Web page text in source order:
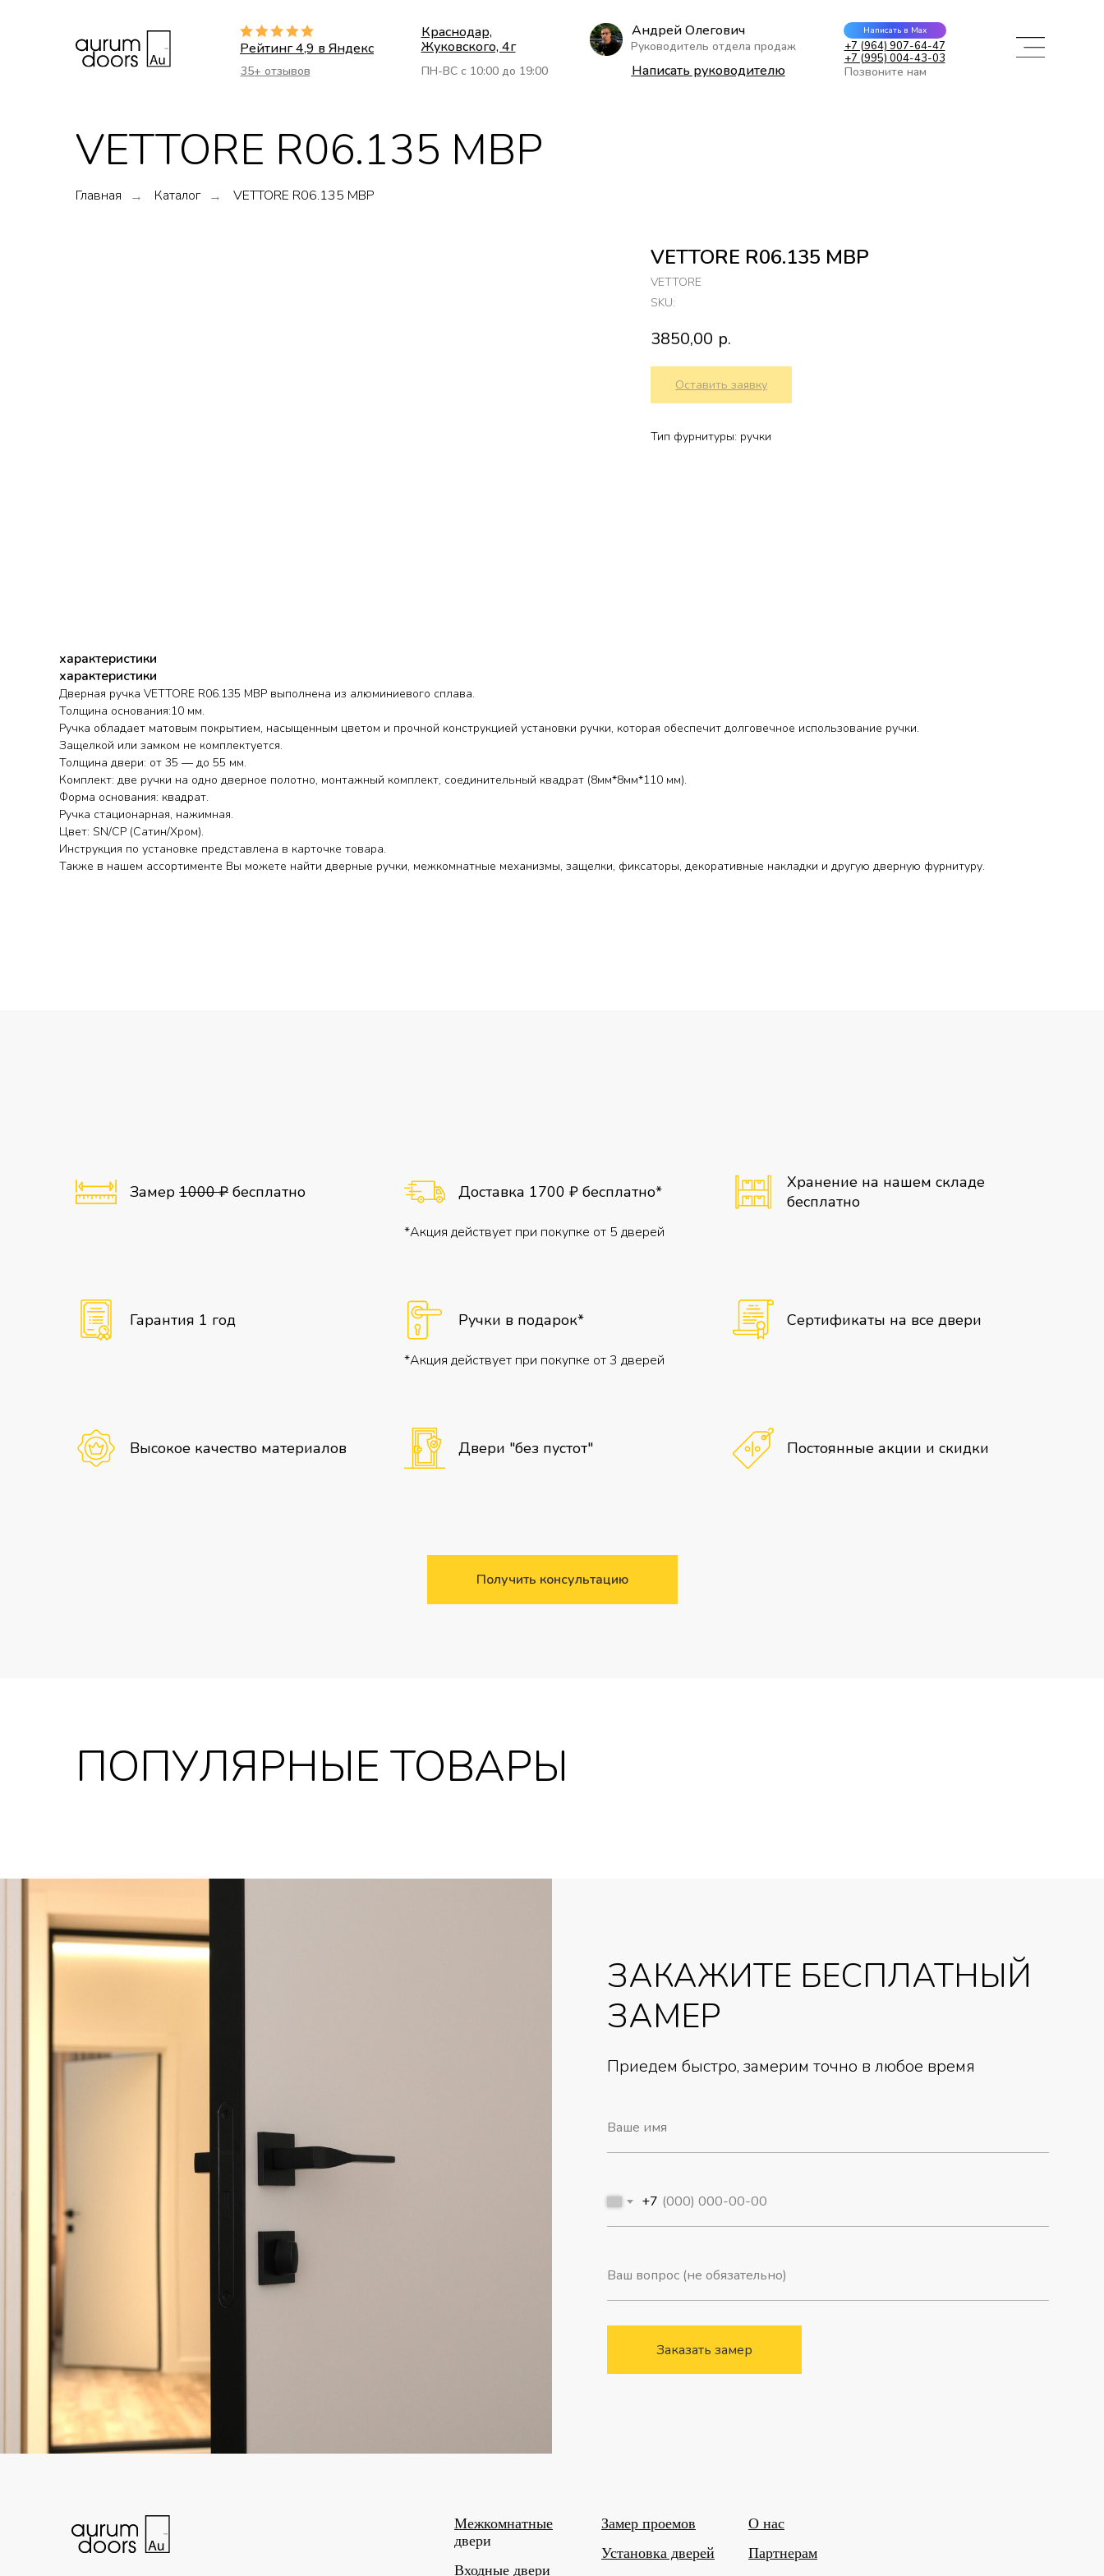
Рейтинг 4,9 в Яндекс
35+ отзывов
Краснодар,
Жуковского, 4г
ПН-ВС с 10:00 до 19:00 Позвоните нам
+7 (964) 907-64-47
+7 (995) 004-43-03
Андрей Олегович
Руководитель отдела продаж
Написать руководителю
Написать в Max
VЕTTORE R06.135 MBP
Главная → Каталог → VЕTTORE R06.135 MBP
VЕTTORE R06.135 MBP
VЕTTORE
SKU:
3850,00 р.
Оставить заявку
Тип фурнитуры: ручки
характеристики
характеристики
Дверная ручка VETTORE R06.135 MBP выполнена из алюминиевого сплава.
Толщина основания:10 мм.
Ручка обладает матовым покрытием, насыщенным цветом и прочной конструкцией установки ручки, которая обеспечит долговечное использование ручки.
Защелкой или замком не комплектуется.
Толщина двери: от 35 — до 55 мм.
Комплект: две ручки на одно дверное полотно, монтажный комплект, соединительный квадрат (8мм*8мм*110 мм).
Форма основания: квадрат.
Ручка стационарная, нажимная.
Цвет: SN/CP (Сатин/Хром).
Инструкция по установке представлена в карточке товара.
Также в нашем ассортименте Вы можете найти дверные ручки, межкомнатные механизмы, защелки, фиксаторы, декоративные накладки и другую дверную фурнитуру.
Замер 1000 ₽ бесплатно Доставка 1700 ₽ бесплатно*
*Акция действует при покупке от 5 дверей
Хранение на нашем складе
бесплатно
Гарантия 1 год Ручки в подарок*
*Акция действует при покупке от 3 дверей
Сертификаты на все двери
Высокое качество материалов Двери "без пустот" Постоянные акции и скидки
Получить консультацию
ПОПУЛЯРНЫЕ ТОВАРЫ
ЗАКАЖИТЕ БЕСПЛАТНЫЙ
ЗАМЕР
Приедем быстро, замерим точно в любое время
+7
Заказать замер
Межкомнатные
двери
Входные двери
Замер проемов
Установка дверей
О нас
Партнерам